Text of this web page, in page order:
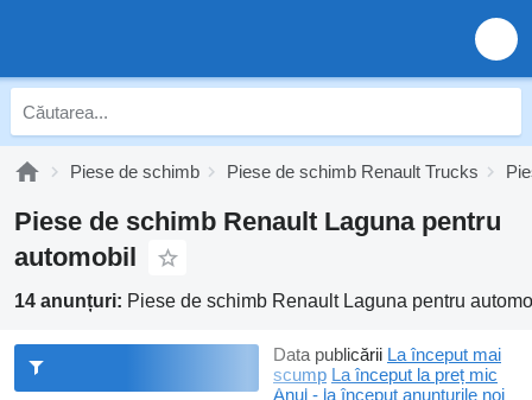
Piese de schimb Piese de schimb Renault Trucks
Piese de schimb Renault Laguna pentru
automobil
14 anunțuri: Piese de schimb Renault Laguna pentru
Data publicării La început mai
scump La început la preț mic
Anul - la început anunțurile noi